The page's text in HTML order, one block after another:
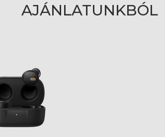
AJÁNLATUNKBÓL